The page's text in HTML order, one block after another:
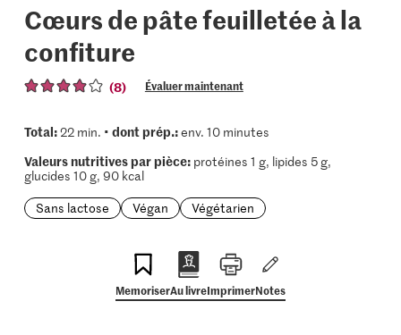
Cœurs de pâte feuilletée à la
confiture
(8) Évaluer maintenant
Total:22 min. • dont prép.:env. 10 minutes
Valeurs nutritives par pièce:protéines 1 g, lipides 5 g,
glucides 10 g, 90 kcal
Sans lactose
Végan Végétarien
MemoriserAu livreImprimerNotes